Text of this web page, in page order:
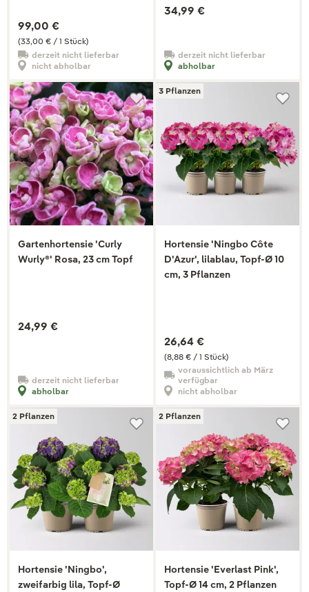
(33,00 € / 1 Stück)
99,00 €
derzeit nicht lieferbar
nicht abholbar
34,99 €
derzeit nicht lieferbar
abholbar
Gartenhortensie 'Curly
Wurly®' Rosa, 23 cm Topf
24,99 €
derzeit nicht lieferbar
abholbar
3 Pflanzen
Hortensie 'Ningbo Côte
D'Azur', lilablau, Topf-Ø 10
cm, 3 Pflanzen
(8,88 € / 1 Stück)
26,64 €
voraussichtlich ab März
verfügbar
nicht abholbar
2 Pflanzen
Hortensie 'Ningbo',
zweifarbig lila, Topf-Ø
2 Pflanzen
Hortensie 'Everlast Pink',
Topf-Ø 14 cm, 2 Pflanzen